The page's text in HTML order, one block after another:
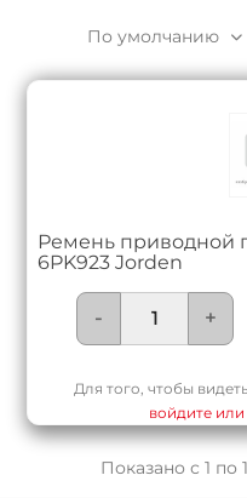
По умолчанию
Ремень приводной
6PK923 Jorden
- +
Для того, чтобы
войдите или
Показано с 1 по